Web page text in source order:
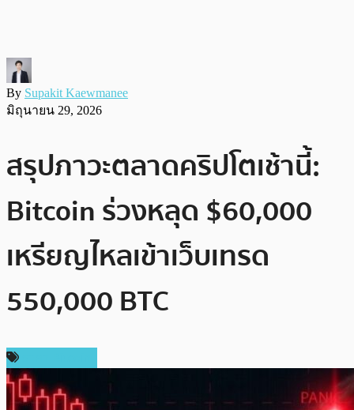
By Supakit Kaewmanee
มิถุนายน 29, 2026
สรุปภาวะตลาดคริปโตเช้านี้:
Bitcoin ร่วงหลุด $60,000
เหรียญไหลเข้าเว็บเทรด
550,000 BTC